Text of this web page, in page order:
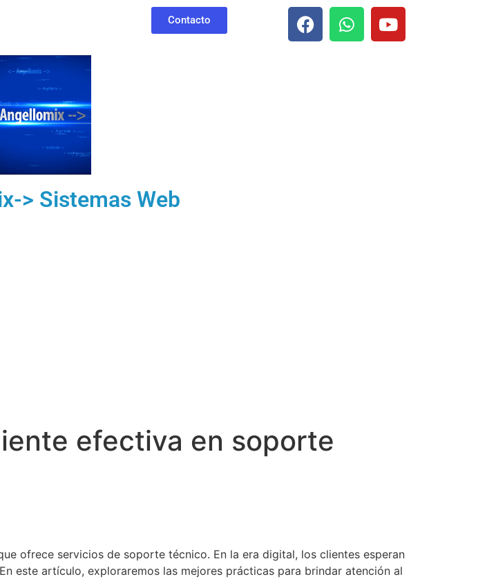
Contacto
> Sistemas Web
efectiva en soporte
ofrece servicios de soporte técnico. En la era digital, los clientes esperan
este artículo, exploraremos las mejores prácticas para brindar atención al